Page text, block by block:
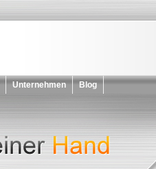
Unternehmen Blog